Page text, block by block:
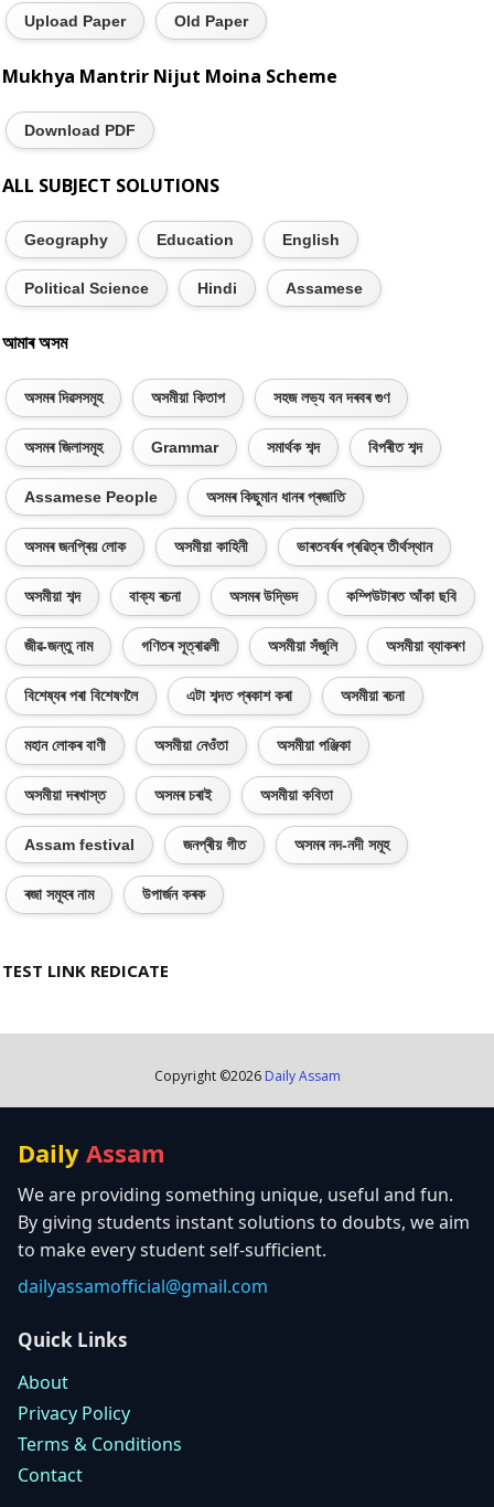
Upload Paper Old Paper
Mukhya Mantrir Nijut Moina Scheme
Download PDF
ALL SUBJECT SOLUTIONS
Geography Education English
Political Science Hindi Assamese
আমাৰ অসম
অসমৰ দিৱসসমূহ অসমীয়া কিতাপ সহজ লভ্য বন দৰবৰ গুণ
অসমৰ জিলাসমূহ Grammar সমাৰ্থক শব্দ বিপৰীত শব্দ
Assamese People অসমৰ কিছুমান ধানৰ প্ৰজাতি
অসমৰ জনপ্ৰিয় লোক অসমীয়া কাহিনী ভাৰতবৰ্ষৰ প্ৰৱিত্ৰ তীৰ্থস্থান
অসমীয়া শব্দ বাক্য ৰচনা অসমৰ উদ্ভিদ কম্পিউটাৰত আঁকা ছবি
জীৱ-জন্তু নাম গণিতৰ সূত্ৰাৱলী অসমীয়া সঁজুলি অসমীয়া ব্যাকৰণ
বিশেষ্যৰ পৰা বিশেষণলৈ এটা শব্দত প্ৰকাশ কৰা অসমীয়া ৰচনা
মহান লোকৰ বাণী অসমীয়া নেওঁতা অসমীয়া পঞ্জিকা
অসমীয়া দৰখাস্ত অসমৰ চৰাই অসমীয়া কবিতা
Assam festival জনপ্ৰীয় গীত অসমৰ নদ-নদী সমূহ
ৰজা সমূহৰ নাম উপাৰ্জন কৰক
TEST LINK REDICATE
Copyright ©2026 Daily Assam
Daily Assam
We are providing something unique, useful and fun.
By giving students instant solutions to doubts, we aim
to make every student self-sufficient.
dailyassamofficial@gmail.com
Quick Links
About
Privacy Policy
Terms & Conditions
Contact